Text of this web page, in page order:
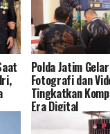
Polda Jatim
Fotografi dan
Tingkatkan
Era Digital